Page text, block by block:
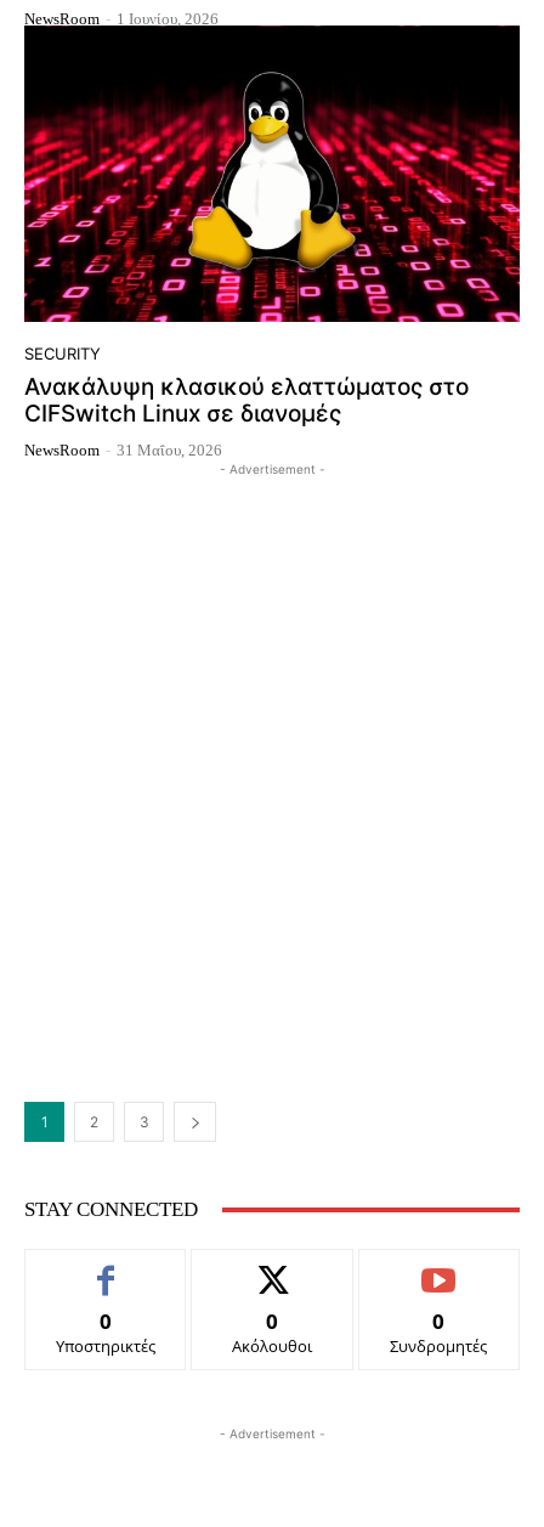
NewsRoom - 1 Ιουνίου, 2026
SECURITY
Ανακάλυψη κλασικού ελαττώματος στο
CIFSwitch Linux σε διανομές
NewsRoom - 31 Μαΐου, 2026
- Advertisement -
1 2 3
STAY CONNECTED
0
Υποστηρικτές
0
Ακόλουθοι
0
Συνδρομητές
- Advertisement -